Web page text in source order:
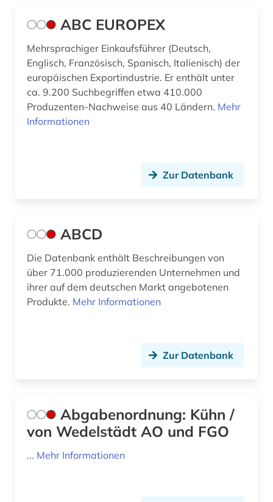
außenpolitik (4)
außenwirtschaft (6)
außenwirtschaftspolitik (2)
außenwirtschaftsrecht (2)
bankenstatistik (3)
bankgeheimnis (1)
baurecht (1)
bayerische motoren-werke (1)
bayern (6)
Schweiz (20)
Serbien (2)
Skandinavien (1)
Slowakei (5)
Slowenien (3)
Suedasien (2)
Tschechische Republik (5)
Tuerkei (2)
ABC EUROPEX
Mehrsprachiger Einkaufsführer (Deutsch,
Englisch, Französisch, Spanisch, Italienisch) der
europäischen Exportindustrie. Er enthält unter
ca. 9.200 Suchbegriffen etwa 410.000
Produzenten-Nachweise aus 40 Ländern. Mehr
Informationen
Zur Datenbank
ABCD
Die Datenbank enthält Beschreibungen von
über 71.000 produzierenden Unternehmen und
ihrer auf dem deutschen Markt angebotenen
Produkte. Mehr Informationen
Zur Datenbank
Abgabenordnung: Kühn /
von Wedelstädt AO und FGO
... Mehr Informationen